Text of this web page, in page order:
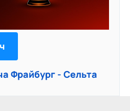
Фрайбург - Сельта